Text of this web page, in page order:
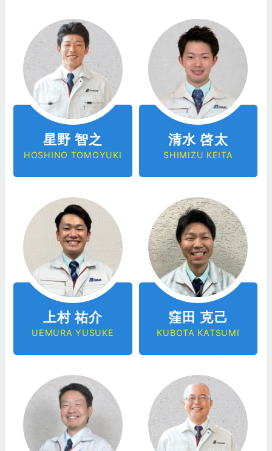
星野 智之
HOSHINO TOMOYUKI
清水 啓太
SHIMIZU KEITA
上村 祐介
UEMURA YUSUKE
窪田 克己
KUBOTA KATSUMI